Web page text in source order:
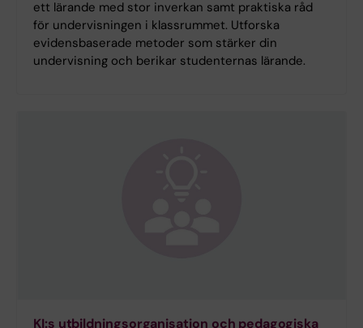
ett lärande med stor inverkan samt praktiska råd
för undervisningen i klassrummet. Utforska
evidensbaserade metoder som stärker din
undervisning och berikar studenternas lärande.
KI:s utbildningsorganisation och pedagogiska